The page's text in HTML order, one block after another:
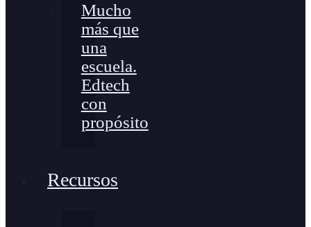
Mucho
más que
una
escuela.
Edtech
con
propósito
Recursos